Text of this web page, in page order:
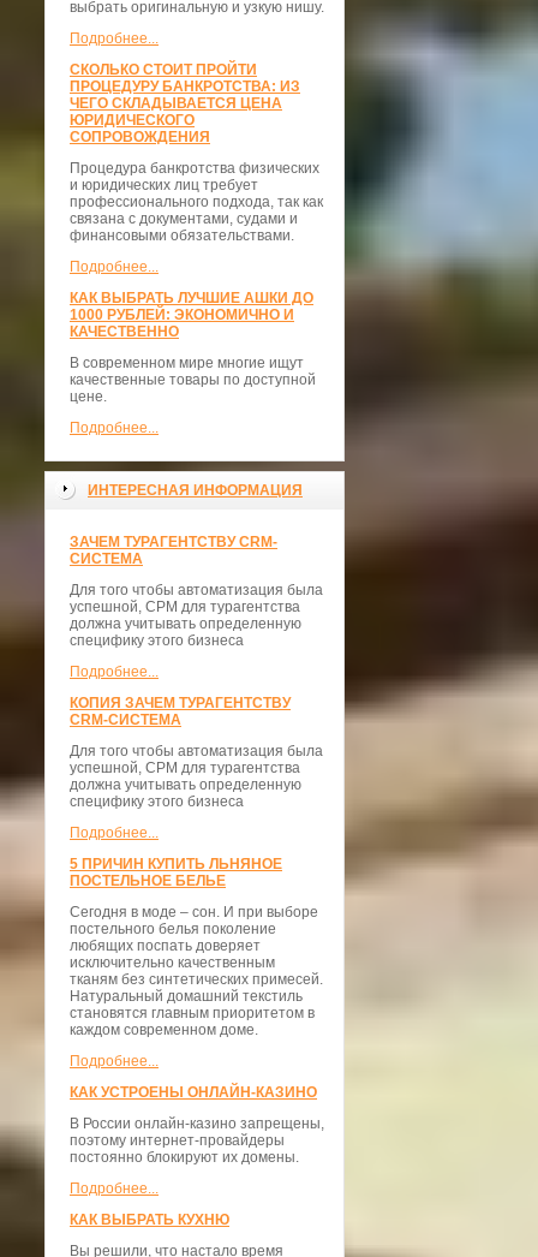
выбрать оригинальную и узкую нишу.
Подробнее...
СКОЛЬКО СТОИТ ПРОЙТИ
ПРОЦЕДУРУ БАНКРОТСТВА: ИЗ
ЧЕГО СКЛАДЫВАЕТСЯ ЦЕНА
ЮРИДИЧЕСКОГО
СОПРОВОЖДЕНИЯ
Процедура банкротства физических
и юридических лиц требует
профессионального подхода, так как
связана с документами, судами и
финансовыми обязательствами.
Подробнее...
КАК ВЫБРАТЬ ЛУЧШИЕ АШКИ ДО
1000 РУБЛЕЙ: ЭКОНОМИЧНО И
КАЧЕСТВЕННО
В современном мире многие ищут
качественные товары по доступной
цене.
Подробнее...
ИНТЕРЕСНАЯ ИНФОРМАЦИЯ
ЗАЧЕМ ТУРАГЕНТСТВУ CRM-
СИСТЕМА
Для того чтобы автоматизация была
успешной, СРМ для турагентства
должна учитывать определенную
специфику этого бизнеса
Подробнее...
КОПИЯ ЗАЧЕМ ТУРАГЕНТСТВУ
CRM-СИСТЕМА
Для того чтобы автоматизация была
успешной, СРМ для турагентства
должна учитывать определенную
специфику этого бизнеса
Подробнее...
5 ПРИЧИН КУПИТЬ ЛЬНЯНОЕ
ПОСТЕЛЬНОЕ БЕЛЬЕ
Сегодня в моде – сон. И при выборе
постельного белья поколение
любящих поспать доверяет
исключительно качественным
тканям без синтетических примесей.
Натуральный домашний текстиль
становятся главным приоритетом в
каждом современном доме.
Подробнее...
КАК УСТРОЕНЫ ОНЛАЙН-КАЗИНО
В России онлайн-казино запрещены,
поэтому интернет-провайдеры
постоянно блокируют их домены.
Подробнее...
КАК ВЫБРАТЬ КУХНЮ
Вы решили, что настало время